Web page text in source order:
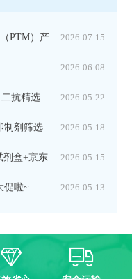
2026-07-15
PTM）产
2026-06-08
2026-05-22
二抗精选
2026-05-18
制剂筛选
2026-05-15
剂盒+京东
2026-05-13
促啦~